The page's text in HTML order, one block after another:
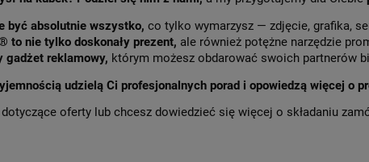
być absolutnie wszystko, co tylko wymarzysz — zdjęcie, grafika,
to nie tylko doskonały prezent, ale również potężne narzędzie
gadżet reklamowy, którym możesz obdarować swoich partnerów
udzielą Ci profesjonalnych porad i opowiedzą więcej o
oferty lub chcesz dowiedzieć się więcej o składaniu